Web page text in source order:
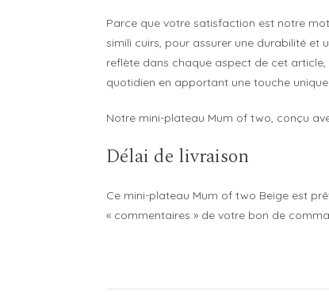
Parce que votre satisfaction est notre
simili cuirs, pour assurer une durabilité
reflète dans chaque aspect de cet
quotidien en apportant une touche
Notre mini-plateau Mum of two, conçu
Délai de livraison
Ce mini-plateau Mum of two Beige est
« commentaires » de votre bon de